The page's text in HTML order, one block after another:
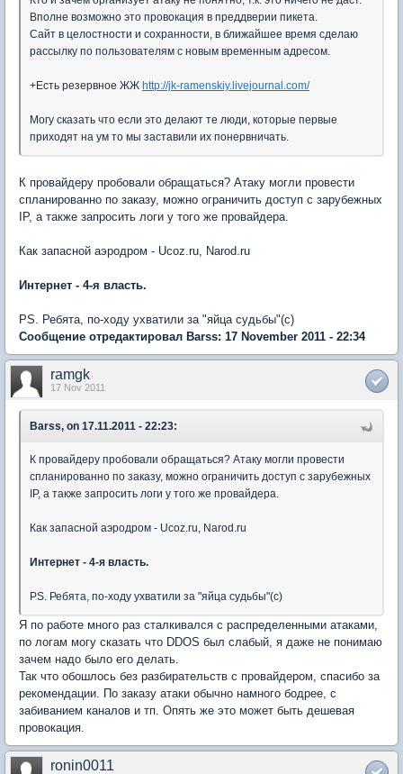
Вполне возможно это провокация в преддверии пикета.
Сайт в целостности и сохранности, в ближайшее время сделаю
рассылку по пользователям с новым временным адресом.
+Есть резервное ЖЖ http://jk-ramenskiy.livejournal.com/
Могу сказать что если это делают те люди, которые первые
приходят на ум то мы заставили их понервничать.
К провайдеру пробовали обращаться? Атаку могли провести
спланированно по заказу, можно ограничить доступ с зарубежных
IP, а также запросить логи у того же провайдера.
Как запасной аэродром - Ucoz.ru, Narod.ru
Интернет - 4-я власть.
PS. Ребята, по-ходу ухватили за "яйца судьбы"(с)
Сообщение отредактировал Barss: 17 November 2011 - 22:34
ramgk
17 Nov 2011
Barss, on 17.11.2011 - 22:23:
К провайдеру пробовали обращаться? Атаку могли провести
спланированно по заказу, можно ограничить доступ с зарубежных
IP, а также запросить логи у того же провайдера.
Как запасной аэродром - Ucoz.ru, Narod.ru
Интернет - 4-я власть.
PS. Ребята, по-ходу ухватили за "яйца судьбы"(с)
Я по работе много раз сталкивался с распределенными атаками,
по логам могу сказать что DDOS был слабый, я даже не понимаю
зачем надо было его делать.
Так что обошлось без разбирательств с провайдером, спасибо за
рекомендации. По заказу атаки обычно намного бодрее, с
забиванием каналов и тп. Опять же это может быть дешевая
провокация.
ronin0011